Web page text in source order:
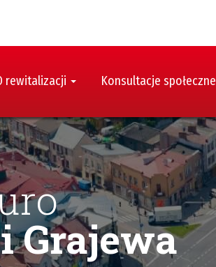
rewitalizacji Konsultacje społeczne
Grajewa